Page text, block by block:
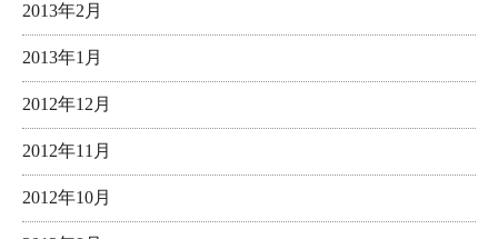
2013年2月
2013年1月
2012年12月
2012年11月
2012年10月